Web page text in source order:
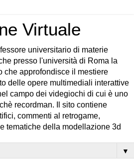
Virtuale
universitario di materie
presso l'università di Roma la
che approfondisce il mestiere
delle opere multimediali interattive
campo dei videgiochi di cui è uno
recordman. Il sito contiene
commenti al retrogame,
tematiche della modellazione 3d
▼